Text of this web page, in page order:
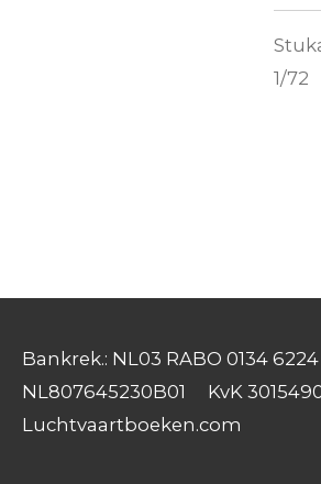
1/72
Bankrek.: NL03 RABO 0134
NL807645230B01 KvK
Luchtvaartboeken.com